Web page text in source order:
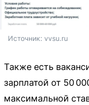
Источник: vvsu.ru
Также есть
зарплатой от 50
максимальной